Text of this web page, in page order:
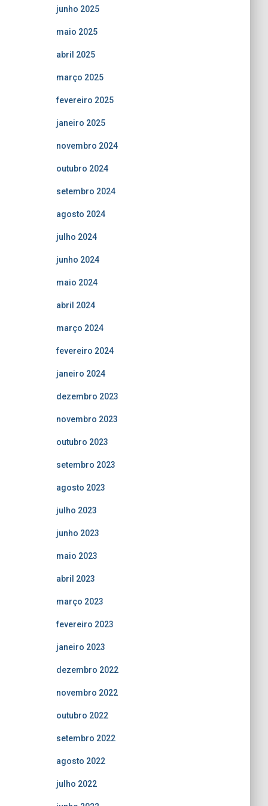
junho 2025
maio 2025
abril 2025
março 2025
fevereiro 2025
janeiro 2025
novembro 2024
outubro 2024
setembro 2024
agosto 2024
julho 2024
junho 2024
maio 2024
abril 2024
março 2024
fevereiro 2024
janeiro 2024
dezembro 2023
novembro 2023
outubro 2023
setembro 2023
agosto 2023
julho 2023
junho 2023
maio 2023
abril 2023
março 2023
fevereiro 2023
janeiro 2023
dezembro 2022
novembro 2022
outubro 2022
setembro 2022
agosto 2022
julho 2022